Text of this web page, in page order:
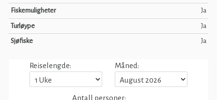
Fiskemuligheter Ja
Turløype Ja
Sjøfiske Ja